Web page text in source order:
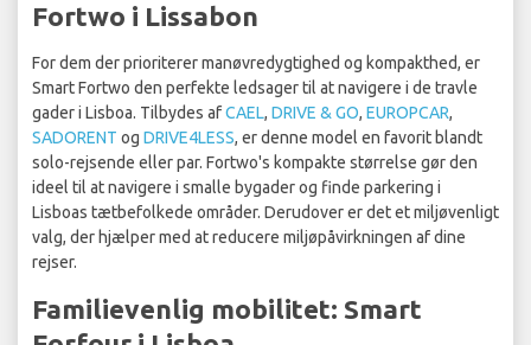
Fortwo i Lissabon
For dem der prioriterer manøvredygtighed og kompakthed, er
Smart Fortwo den perfekte ledsager til at navigere i de travle
gader i Lisboa. Tilbydes afCAEL, DRIVE & GO, EUROPCAR,
SADORENT og DRIVE4LESS, er denne model en favorit blandt
solo-rejsende eller par. Fortwo's kompakte størrelse gør den
ideel til at navigere i smalle bygader og finde parkering i
Lisboas tætbefolkede områder. Derudover er det et miljøvenligt
valg, der hjælper med at reducere miljøpåvirkningen af dine
rejser.
Familievenlig mobilitet: Smart